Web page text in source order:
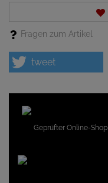
Fragen zum Artikel
tweet
Geprüfter Online-Shop